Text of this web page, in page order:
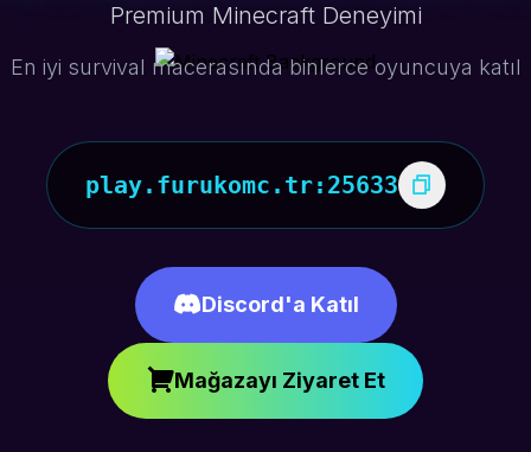
Premium Minecraft Deneyimi
En iyi survival macerasında binlerce oyuncuya katıl
play.furukomc.tr:25633
Discord'a Katıl
Mağazayı Ziyaret Et